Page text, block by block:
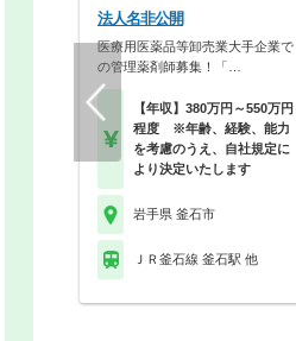
法人名非公開
医療用医薬品等卸売業大手企業で
の管理薬剤師募集！「…
【年収】380万円～550万円
程度 ※年齢、経験、能力
を考慮のうえ、自社規定に
より決定いたします
岩手県 釜石市
ＪＲ釜石線 釜石駅 他